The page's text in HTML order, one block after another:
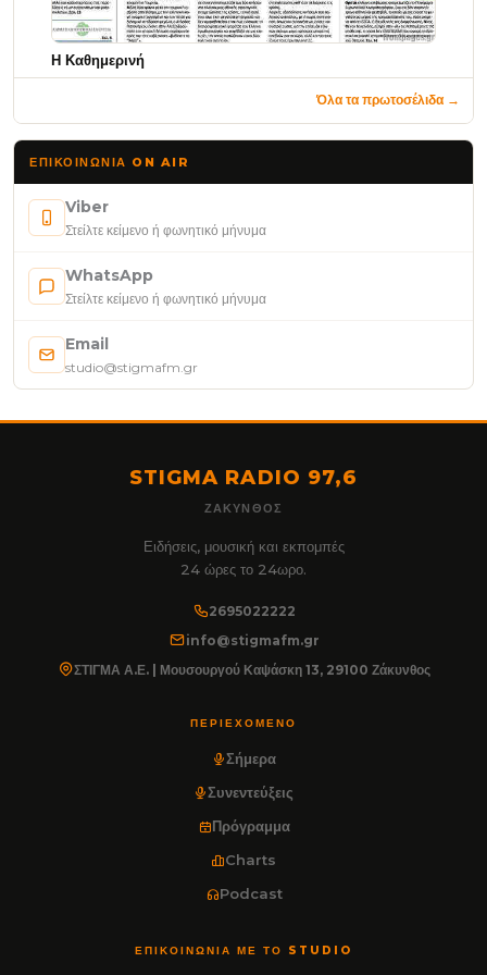
Η Καθημερινή
Όλα τα πρωτοσέλιδα →
ΕΠΙΚΟΙΝΩΝΊΑ ON AIR
Viber
Στείλτε κείμενο ή φωνητικό μήνυμα
WhatsApp
Στείλτε κείμενο ή φωνητικό μήνυμα
Email
studio@stigmafm.gr
STIGMA RADIO 97,6
ΖΆΚΥΝΘΟΣ
Ειδήσεις, μουσική και εκπομπές
24 ώρες το 24ωρο.
2695022222
info@stigmafm.gr
ΣΤΙΓΜΑ Α.Ε. | Μουσουργού Καψάσκη 13, 29100 Ζάκυνθος
ΠΕΡΙΕΧΌΜΕΝΟ
Σήμερα
Συνεντεύξεις
Πρόγραμμα
Charts
Podcast
ΕΠΙΚΟΙΝΩΝΊΑ ΜΕ ΤΟ STUDIO